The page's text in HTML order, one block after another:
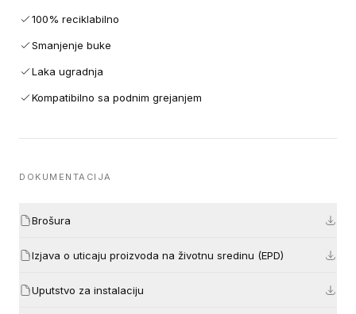
100% reciklabilno
Smanjenje buke
Laka ugradnja
Kompatibilno sa podnim grejanjem
DOKUMENTACIJA
Brošura
Izjava o uticaju proizvoda na životnu sredinu (EPD)
Uputstvo za instalaciju